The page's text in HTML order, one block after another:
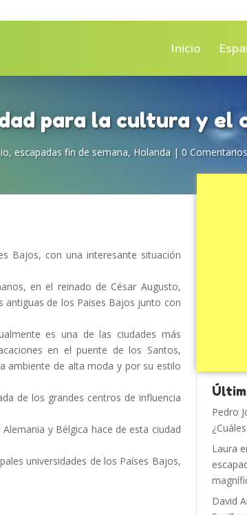
Inicio
para la cultura y el
, escapadas fin de semana, Holanda| 0 Comentarios
Bajos, con una interesante situación
en el reinado de César Augusto,
antiguas de los Paises Bajos junto con
es una de las ciudades más
en el puente de los Santos,
ambiente de alta moda y por su estilo
de los grandes centros de influencia
y Bélgica hace de esta ciudad
universidades de los Países Bajos,
Pedro
Laura
David